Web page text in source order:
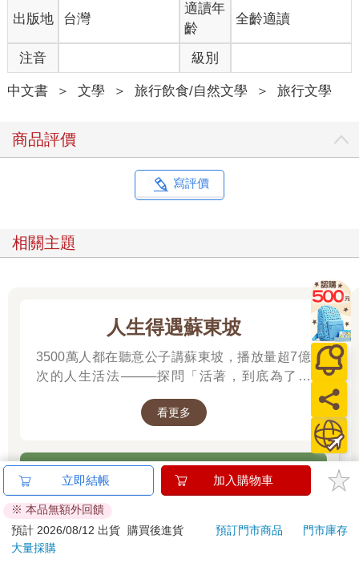
出版地 台灣
適讀年
齡
全齡適讀
注音 級別
中文書 ＞ 文學 ＞ 旅行飲食/自然文學 ＞ 旅行文學
商品評價
寫評價
相關主題
人生得遇蘇東坡
3500萬人都在聽意公子講蘇東坡，播放量超7億
次的人生活法────探問「活著，到底為了什
看更多
立即結帳 加入購物車
※ 本品無額外回饋
預計 2026/08/12 出貨
購買後進貨 預訂門市商品
門市庫存
大量採購